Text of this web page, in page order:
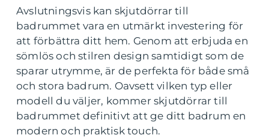
Avslutningsvis kan skjutdörrar till
badrummet vara en utmärkt investering för
att förbättra ditt hem. Genom att erbjuda en
sömlös och stilren design samtidigt som de
sparar utrymme, är de perfekta för både små
och stora badrum. Oavsett vilken typ eller
modell du väljer, kommer skjutdörrar till
badrummet definitivt att ge ditt badrum en
modern och praktisk touch.